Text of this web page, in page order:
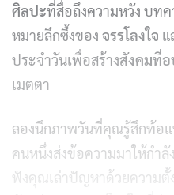
ศิลปะที่สื่อถึงความหวัง บท
หมายลึกซึ้งของ จรรโลงใจ แ
ประจำวันเพื่อสร้างสังคมที่
เมตตา
ลองนึกภาพวันที่คุณรู้สึกท้อ
คนหนึ่งส่งข้อความมาให้กำ
ฟังคุณเล่าปัญหาด้วยความตั้